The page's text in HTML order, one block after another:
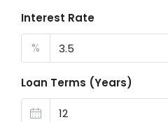
Interest Rate
%
Loan Terms (Years)